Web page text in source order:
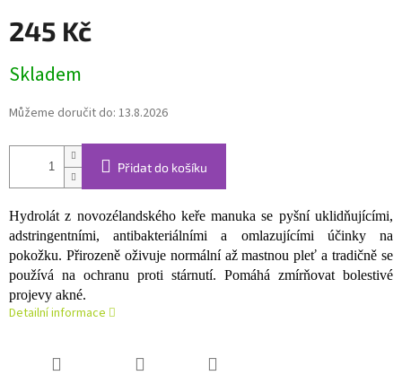
245 Kč
cena:
Skladem
Můžeme doručit do: 13.8.2026
Přidat do košíku
Hydrolát z novozélandského keře manuka se pyšní uklidňujícími,
adstringentními, antibakteriálními a omlazujícími účinky na
pokožku. Přirozeně oživuje normální až mastnou pleť a tradičně se
používá na ochranu proti stárnutí. Pomáhá zmírňovat bolestivé
projevy akné.
Detailní informace